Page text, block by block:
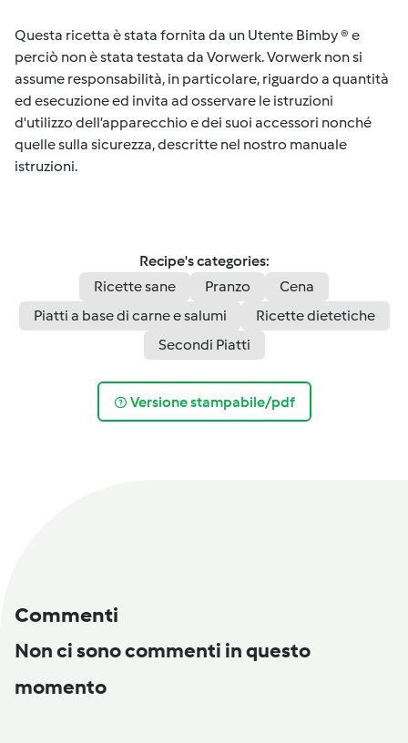
Questa ricetta è stata fornita da un Utente Bimby ® e
perciò non è stata testata da Vorwerk. Vorwerk non si
assume responsabilità, in particolare, riguardo a quantità
ed esecuzione ed invita ad osservare le istruzioni
d'utilizzo dell’apparecchio e dei suoi accessori nonché
quelle sulla sicurezza, descritte nel nostro manuale
istruzioni.
Recipe's categories:
Ricette sane
Pranzo
Cena
Piatti a base di carne e salumi
Ricette dietetiche
Secondi Piatti
Versione stampabile/pdf
Commenti
Non ci sono commenti in questo
momento